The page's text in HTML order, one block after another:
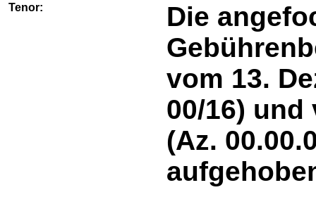
Tenor:
Die
vom 13.
00/16) und
(Az.